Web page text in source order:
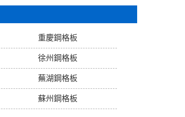
重慶鋼格板
徐州鋼格板
蕪湖鋼格板
蘇州鋼格板